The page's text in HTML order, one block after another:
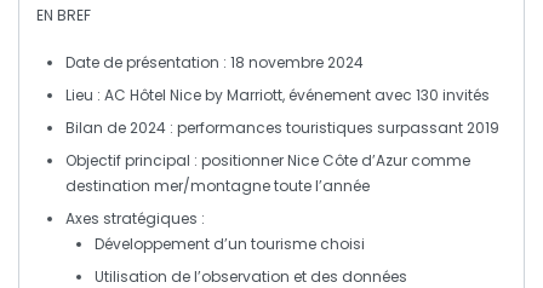
EN BREF
Date de présentation : 18 novembre 2024
Lieu : AC Hôtel Nice by Marriott, événement avec 130 invités
Bilan de 2024 : performances touristiques surpassant 2019
Objectif principal : positionner Nice Côte d’Azur comme
destination mer/montagnetoute l’année
Axes stratégiques :
Développement d’un tourisme choisi
Utilisation de l’observation et des données